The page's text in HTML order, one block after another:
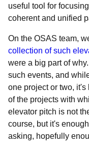
useful tool for
coherent and unified
On the OSAS team,
collection of such
were a big part of
such events, and
one project or two, it's
of the projects with
elevator pitch is not
course, but it's
asking, hopefully